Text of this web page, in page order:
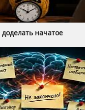
начатое